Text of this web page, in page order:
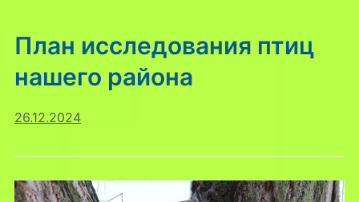
План исследования птиц
нашего района
26.12.2024